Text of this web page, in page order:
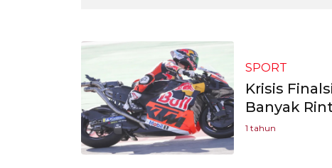
SPORT
Krisis
Banyak
1 tahun